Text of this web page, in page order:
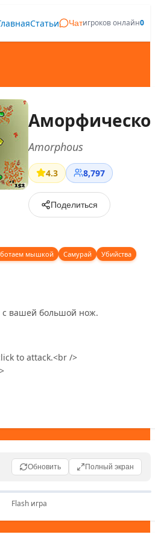
Статьи Чатигроков онлайн0
Аморфическо
Amorphous
4.3 8,797
Поделиться
мышкой Самурай
Убийства
вашей большой нож.
Обновить Полный экран
Flash игра